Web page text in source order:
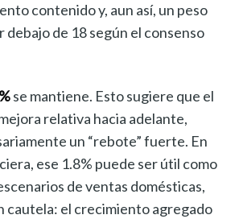
contenido y, aun así, un peso
debajo de 18 según el consenso
se mantiene. Esto sugiere que el
relativa hacia adelante,
un “rebote” fuerte. En
ese 1.8% puede ser útil como
de ventas domésticas,
cautela: el crecimiento agregado